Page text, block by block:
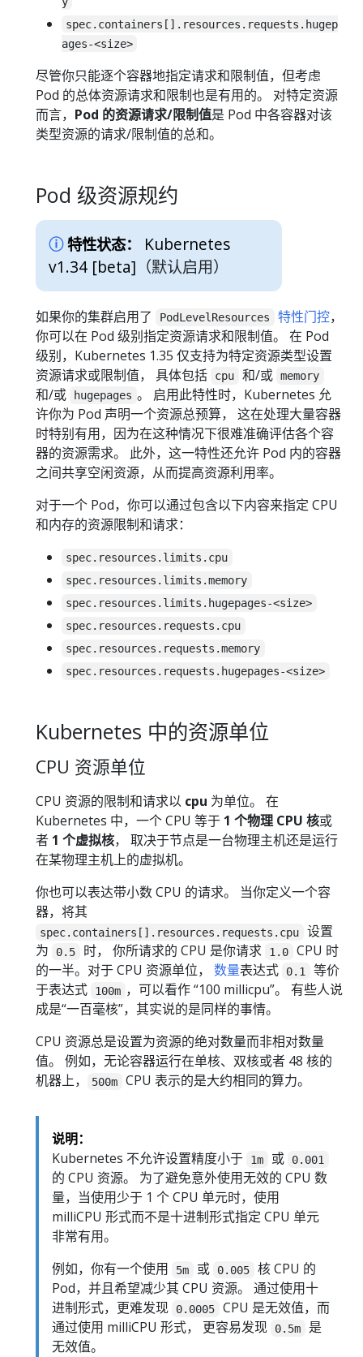
spec.containers[].resources.requests.hugep
ages-<size>
尽管你只能逐个容器地指定请求和限制值，但考虑
Pod 的总体资源请求和限制也是有用的。 对特定资源
而言， Pod 的资源请求/限制值是 Pod 中各容器对该
类型资源的请求/限制值的总和。
Pod 级资源规约
特性状态：
Kubernetes
v1.34 [beta] （默认启用）
如果你的集群启用了 PodLevelResources 特性门控，
你可以在 Pod 级别指定资源请求和限制值。 在 Pod
级别，Kubernetes 1.35 仅支持为特定资源类型设置
资源请求或限制值， 具体包括
cpu 和/或 memory
和/或 hugepages 。 启用此特性时，Kubernetes 允
许你为 Pod 声明一个资源总预算， 这在处理大量容器
时特别有用，因为在这种情况下很难准确评估各个容
器的资源需求。 此外，这一特性还允许 Pod 内的容器
之间共享空闲资源，从而提高资源利用率。
对于一个 Pod，你可以通过包含以下内容来指定 CPU
和内存的资源限制和请求：
spec.resources.limits.cpu
spec.resources.limits.memory
spec.resources.limits.hugepages-<size>
spec.resources.requests.cpu
spec.resources.requests.memory
spec.resources.requests.hugepages-<size>
Kubernetes 中的资源单位
CPU 资源单位
CPU 资源的限制和请求以 cpu 为单位。 在
Kubernetes 中，一个 CPU 等于 1 个物理 CPU 核或
者 1 个虚拟核， 取决于节点是一台物理主机还是运行
在某物理主机上的虚拟机。
你也可以表达带小数 CPU 的请求。 当你定义一个容
器，将其
spec.containers[].resources.requests.cpu
设置
为
0.5 时， 你所请求的 CPU 是你请求 1.0
CPU 时
的一半。对于 CPU 资源单位， 数量表达式 0.1
等价
于表达式
100m ，可以看作 “100 millicpu”。 有些人说
成是“一百毫核”，其实说的是同样的事情。
CPU 资源总是设置为资源的绝对数量而非相对数量
值。 例如，无论容器运行在单核、双核或者 48 核的
机器上，
500m CPU 表示的是大约相同的算力。
说明：
Kubernetes 不允许设置精度小于
1m 或 0.001
的 CPU 资源。 为了避免意外使用无效的 CPU 数
量，当使用少于 1 个 CPU 单元时，使用
milliCPU 形式而不是十进制形式指定 CPU 单元
非常有用。
例如，你有一个使用
5m 或 0.005
核 CPU 的
Pod，并且希望减少其 CPU 资源。 通过使用十
进制形式，更难发现
0.0005
CPU 是无效值，而
通过使用 milliCPU 形式， 更容易发现
0.5m
是
无效值。